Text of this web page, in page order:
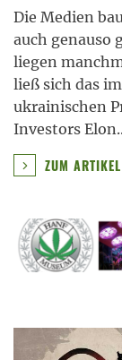
Die Medien
auch genauso
liegen
ließ sich das
ukrainischen
Investors Elon
ZUM ARTIKEL